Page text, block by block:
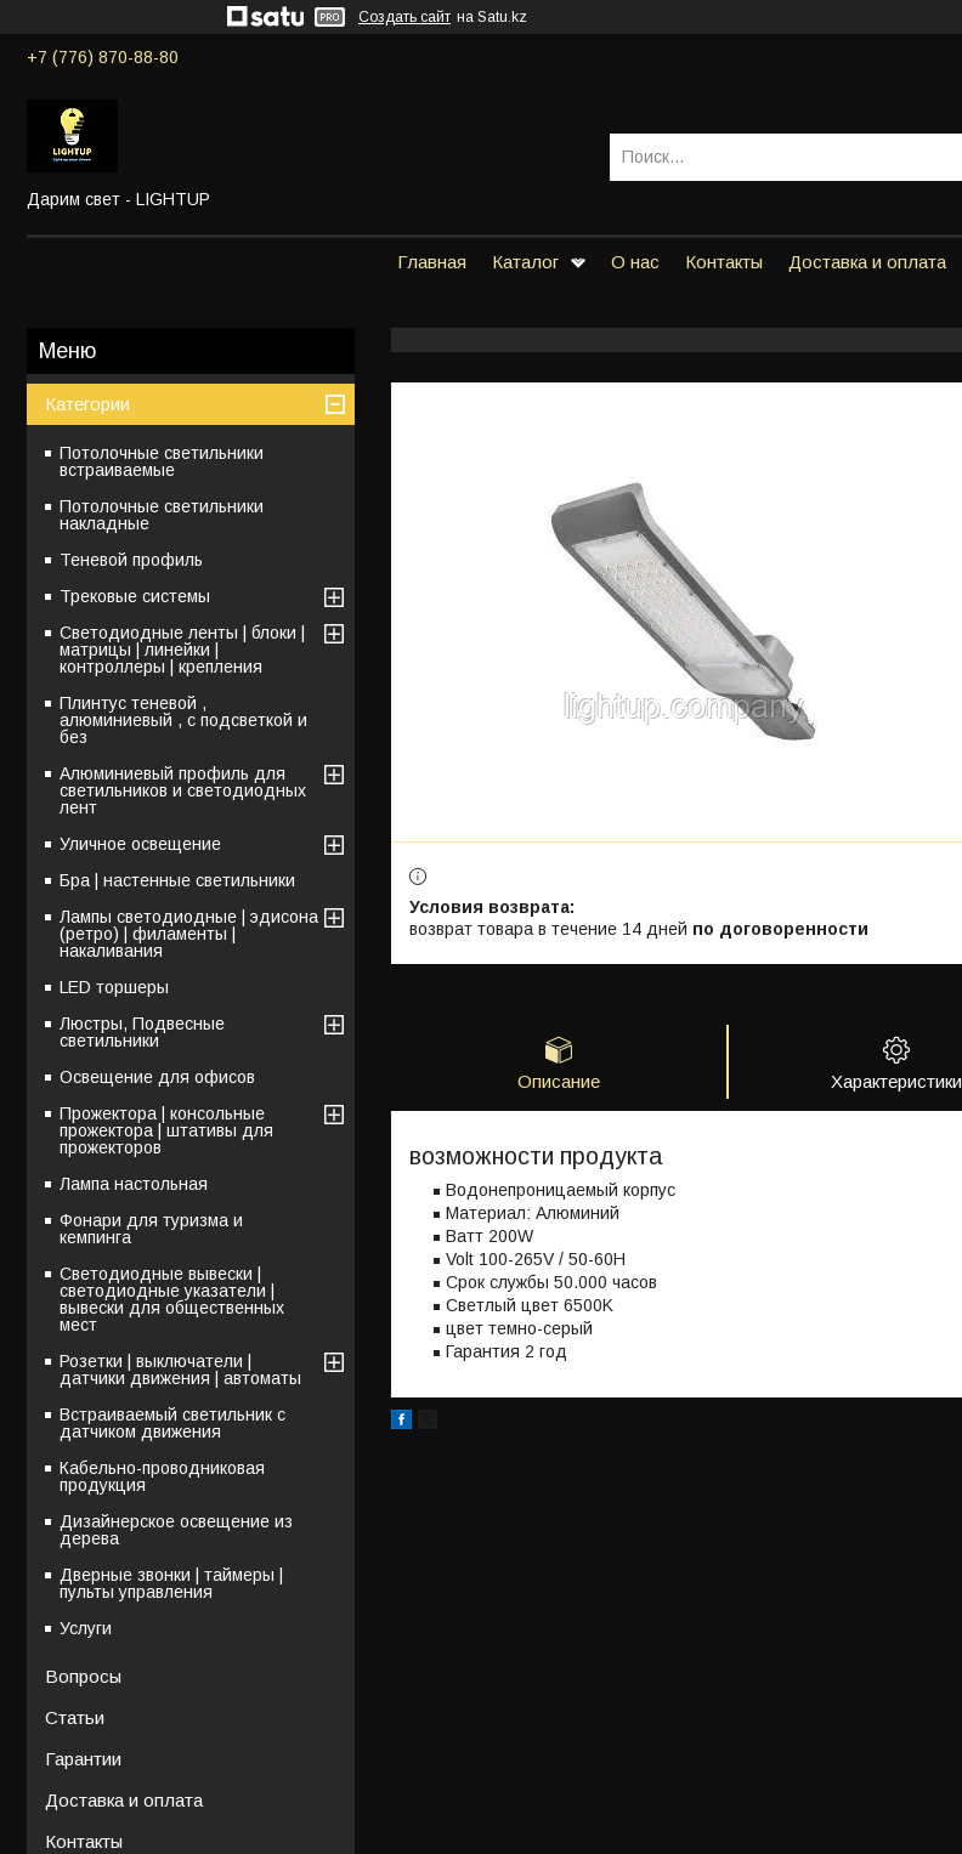
Создать сайт на Satu.kz
+7 (776) 870-88-80
Дарим свет - LIGHTUP
Главная Каталог О нас Контакты Доставка и оплата
возврат товара в течение 14 дней по договоренности
Описание Характеристики
возможности продукта
Водонепроницаемый корпус
Материал: Aлюминий
Bатт 200W
Volt 100-265V / 50-60H
Срок службы 50.000 часов
Светлый цвет 6500K
цвет темно-серый
Гарантия 2 год
Категории
Потолочные светильники
встраиваемые
Потолочные светильники
накладные
Теневой профиль
Трековые системы
Светодиодные ленты | блоки |
матрицы | линейки |
контроллеры | крепления
Плинтус теневой ,
алюминиевый , с подсветкой и
без
Алюминиевый профиль для
светильников и светодиодных
лент
Уличное освещение
Бра | настенные светильники
Лампы светодиодные | эдисона
(ретро) | филаменты |
накаливания
LED торшеры
Люстры, Подвесные
светильники
Освещение для офисов
Прожектора | консольные
прожектора | штативы для
прожекторов
Лампа настольная
Фонари для туризма и
кемпинга
Светодиодные вывески |
светодиодные указатели |
вывески для общественных
мест
Розетки | выключатели |
датчики движения | автоматы
Встраиваемый светильник с
датчиком движения
Кабельно-проводниковая
продукция
Дизайнерское освещение из
дерева
Дверные звонки | таймеры |
пульты управления
Услуги
Вопросы
Статьи
Гарантии
Доставка и оплата
Контакты